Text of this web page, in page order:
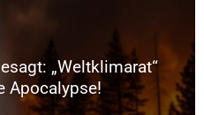
„Weltklimarat“
Apocalypse!